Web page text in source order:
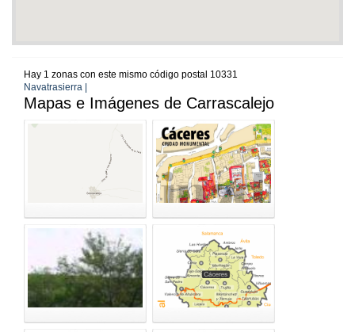
Hay 1 zonas con este mismo código postal 10331
Navatrasierra |
Mapas e Imágenes de Carrascalejo